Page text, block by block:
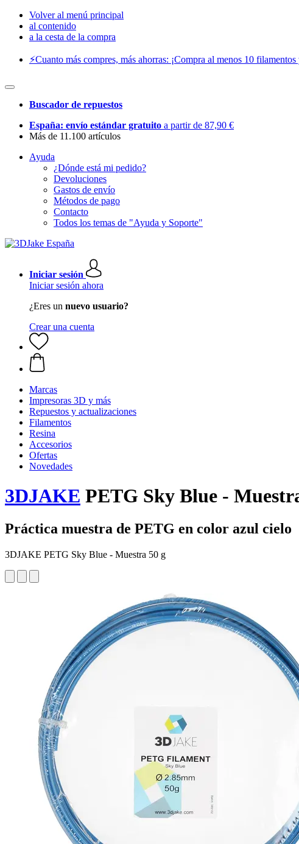
Volver al menú principal
al contenido
a la cesta de la compra
⚡️Cuanto más compres, más ahorras: ¡Compra al menos 10
Buscador de repuestos
España: envío estándar gratuito a partir de 87,90 €
Más de 11.100 artículos
Ayuda
¿Dónde está mi pedido?
Devoluciones
Gastos de envío
Métodos de pago
Contacto
Todos los temas de "Ayuda y Soporte"
Iniciar sesión
Iniciar sesión ahora
¿Eres un nuevo usuario?
Crear una cuenta
Marcas
Impresoras 3D y más
Repuestos y actualizaciones
Filamentos
Resina
Accesorios
Ofertas
Novedades
3DJAKE PETG Sky Blue -
Práctica muestra de PETG en color azul cielo
3DJAKE PETG Sky Blue - Muestra 50 g